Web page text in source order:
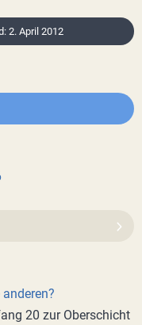
2. April 2012
20 zur Oberschicht